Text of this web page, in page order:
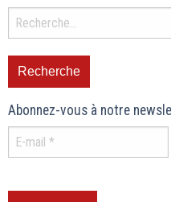
Abonnez-vous à notre